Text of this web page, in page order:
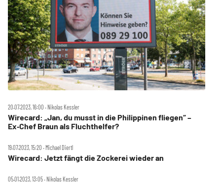
20.07.2023, 16:00 ‧ Nikolas Kessler
Wirecard: „Jan, du musst in die Philippinen fliegen“ –
Ex‑Chef Braun als Fluchthelfer?
19.07.2023, 15:20 ‧ Michael Diertl
Wirecard: Jetzt fängt die Zockerei wieder an
05.01.2023, 13:05 ‧ Nikolas Kessler